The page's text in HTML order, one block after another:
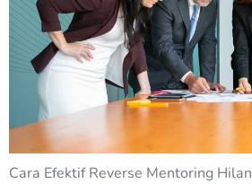
Cara Efektif Reverse Mentoring